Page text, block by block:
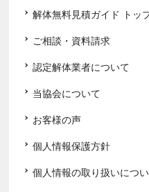
解体無料見積ガイド トッ
ご相談・資料請求
認定解体業者について
当協会について
お客様の声
個人情報保護方針
個人情報の取り扱いにつ